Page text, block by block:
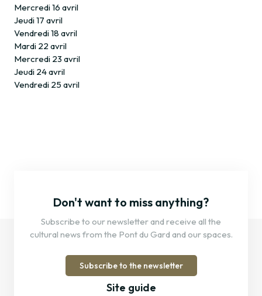
Mercredi 16 avril
Jeudi 17 avril
Vendredi 18 avril
Mardi 22 avril
Mercredi 23 avril
Jeudi 24 avril
Vendredi 25 avril
Don't want to miss anything?
Subscribe to our newsletter and receive all the
cultural news from the Pont du Gard and our spaces.
Subscribe to the newsletter
Site guide